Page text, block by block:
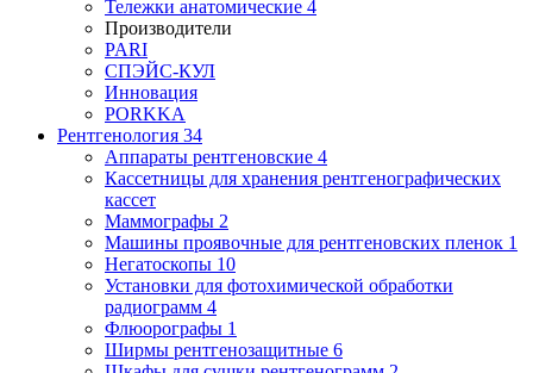
Тележки анатомические 4
Производители
PARI
СПЭЙС-КУЛ
Инновация
PORKKA
Рентгенология 34
Аппараты рентгеновские 4
Кассетницы для хранения рентгенографических
кассет
Маммографы 2
Машины проявочные для рентгеновских пленок 1
Негатоскопы 10
Установки для фотохимической обработки
радиограмм 4
Флюорографы 1
Ширмы рентгенозащитные 6